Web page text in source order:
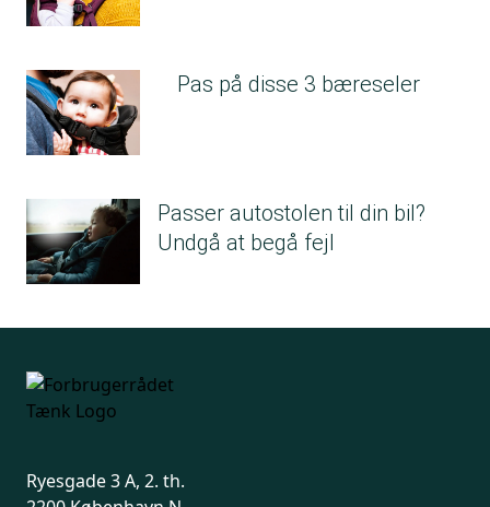
Pas på disse 3 bæreseler
Passer autostolen til din bil?
Undgå at begå fejl
Ryesgade 3 A, 2. th.